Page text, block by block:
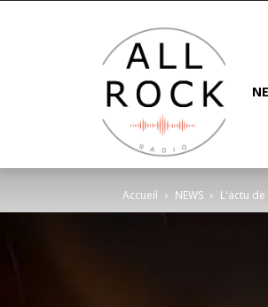
Accueil NEWS L'actu